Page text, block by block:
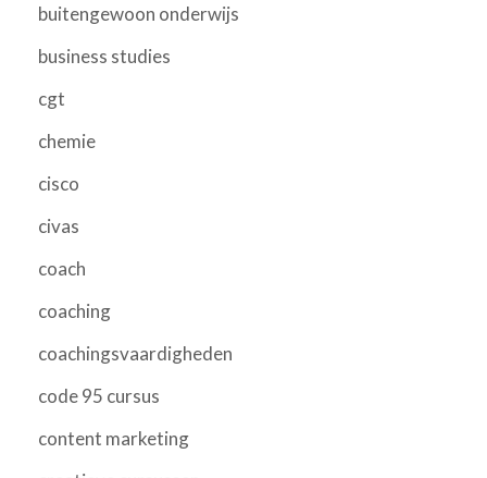
buitengewoon onderwijs
business studies
cgt
chemie
cisco
civas
coach
coaching
coachingsvaardigheden
code 95 cursus
content marketing